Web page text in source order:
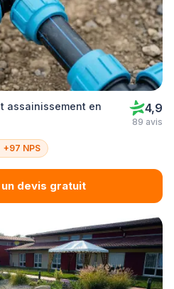
assainissement en
4,9
89 avis
+97 NPS
devis gratuit